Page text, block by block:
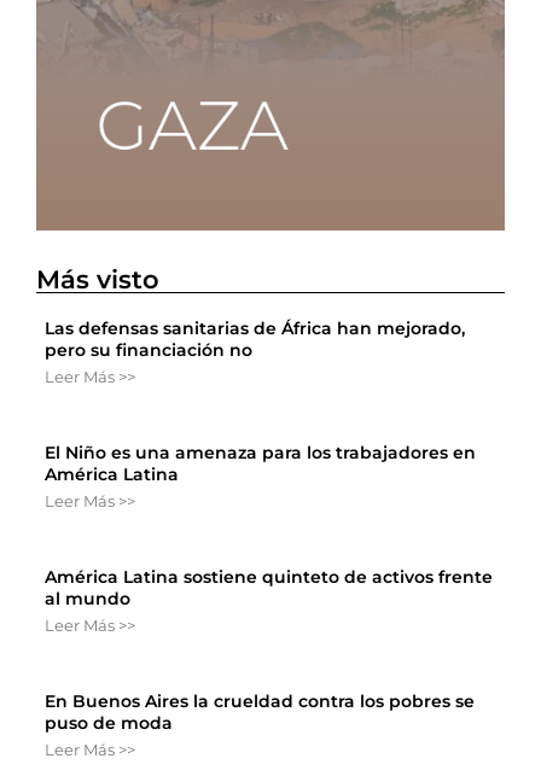
Más visto
Las defensas sanitarias de África han mejorado,
pero su financiación no
Leer Más >>
El Niño es una amenaza para los trabajadores en
América Latina
Leer Más >>
América Latina sostiene quinteto de activos frente
al mundo
Leer Más >>
En Buenos Aires la crueldad contra los pobres se
puso de moda
Leer Más >>